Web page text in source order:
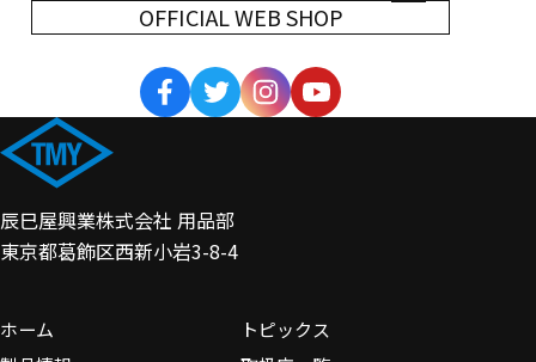
OFFICIAL WEB SHOP
辰巳屋興業株式会社 用品部
東京都葛飾区西新小岩3-8-4
ホーム
トピックス